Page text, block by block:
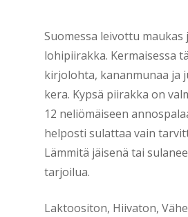
Suomessa leivottu maukas
lohipiirakka. Kermaisessa
kirjolohta, kananmunaa ja
kera. Kypsä piirakka on
12 neliömäiseen
helposti sulattaa vain
Lämmitä jäisenä tai
tarjoilua.
Laktoositon, Hiivaton,